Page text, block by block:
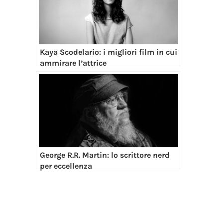
Kaya Scodelario: i migliori film in cui
ammirare l’attrice
George R.R. Martin: lo scrittore nerd
per eccellenza